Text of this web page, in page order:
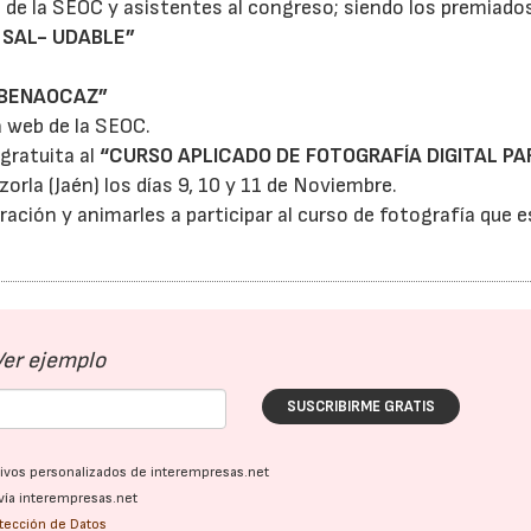
la SEOC y asistentes al congreso; siendo los
UDABLE”
de la SEOC.
al “CURSO APLICADO DE FOTOGRAFÍA DIGITAL
(Jaén) los días 9, 10 y 11 de Noviembre.
y animarles a participar al curso de fotografía que
ejemplo
SUSCRIBIRME GRATIS
personalizados de interempresas.net
interempresas.net
de Datos